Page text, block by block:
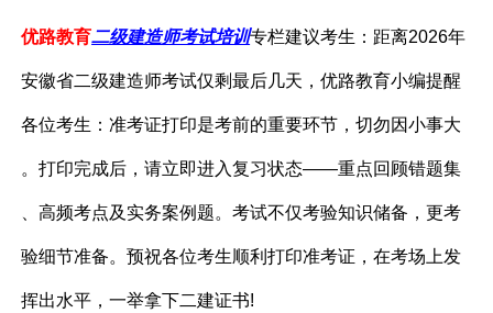
优路教育二级建造师考试培训专栏建议考生：距离2026年
安徽省二级建造师考试仅剩最后几天，优路教育小编提醒
各位考生：准考证打印是考前的重要环节，切勿因小事大
。打印完成后，请立即进入复习状态——重点回顾错题集
、高频考点及实务案例题。考试不仅考验知识储备，更考
验细节准备。预祝各位考生顺利打印准考证，在考场上发
挥出水平，一举拿下二建证书!